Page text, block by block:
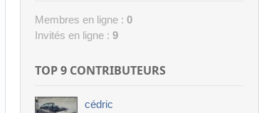
Membres en ligne : 0
Invités en ligne : 9
TOP 9 CONTRIBUTEURS
cédric